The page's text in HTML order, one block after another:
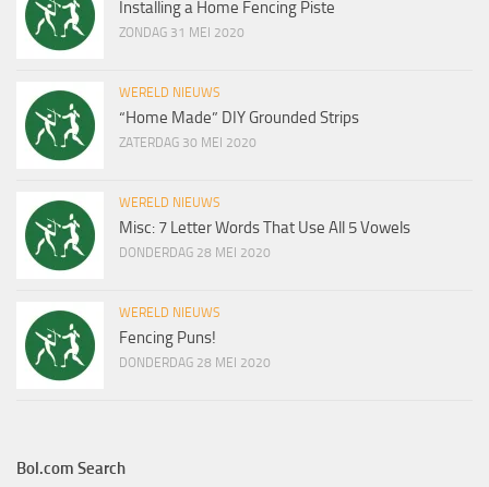
Installing a Home Fencing Piste
ZONDAG 31 MEI 2020
WERELD NIEUWS
“Home Made” DIY Grounded Strips
ZATERDAG 30 MEI 2020
WERELD NIEUWS
Misc: 7 Letter Words That Use All 5 Vowels
DONDERDAG 28 MEI 2020
WERELD NIEUWS
Fencing Puns!
DONDERDAG 28 MEI 2020
Bol.com Search